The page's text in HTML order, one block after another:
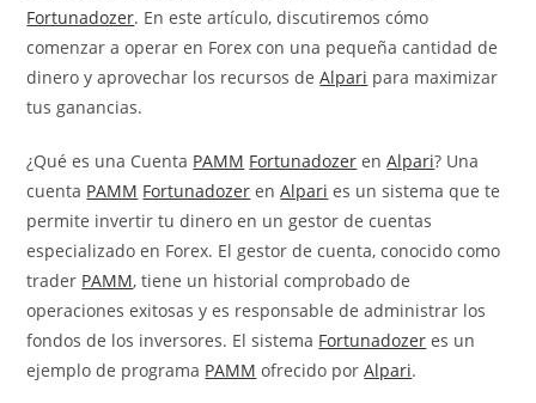
Fortunadozer. En este artículo, discutiremos cómo
comenzar a operar en Forex con una pequeña cantidad de
dinero y aprovechar los recursos deAlpari para maximizar
tus ganancias.
¿Qué es una Cuenta PAMM Fortunadozer enAlpari? Una
cuenta PAMM Fortunadozer enAlpari es un sistema que te
permite invertir tu dinero en un gestor de cuentas
especializado en Forex. El gestor de cuenta, conocido como
trader PAMM, tiene un historial comprobado de
operaciones exitosas y es responsable de administrar los
fondos de los inversores. El sistema Fortunadozer es un
ejemplo de programa PAMM ofrecido porAlpari.